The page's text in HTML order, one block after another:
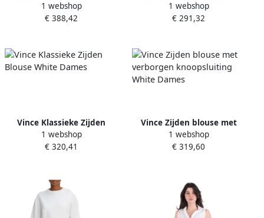
Jurk met Gerimpelde Band
Kraag White Dames
1 webshop
€ 388,42
met Lange Mouwen White
Dames
1 webshop
€ 291,32
Vince Klassieke Zijden
Blouse White Dames
1 webshop
€ 320,41
Vince Zijden blouse met
verborgen knoopsluiting
White Dames
1 webshop
€ 319,60